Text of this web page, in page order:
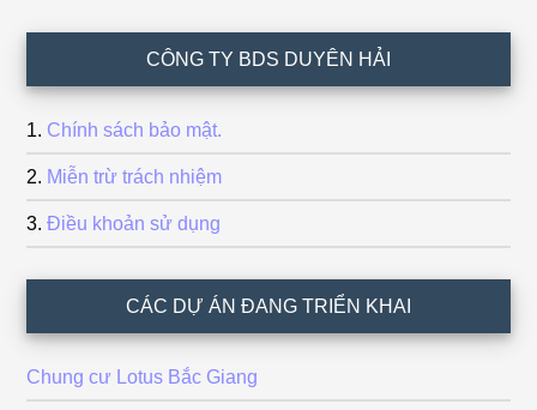
CÔNG TY BDS DUYÊN HẢI
Chính sách bảo mật.
Miễn trừ trách nhiệm
Điều khoản sử dụng
CÁC DỰ ÁN ĐANG TRIỂN KHAI
Chung cư Lotus Bắc Giang